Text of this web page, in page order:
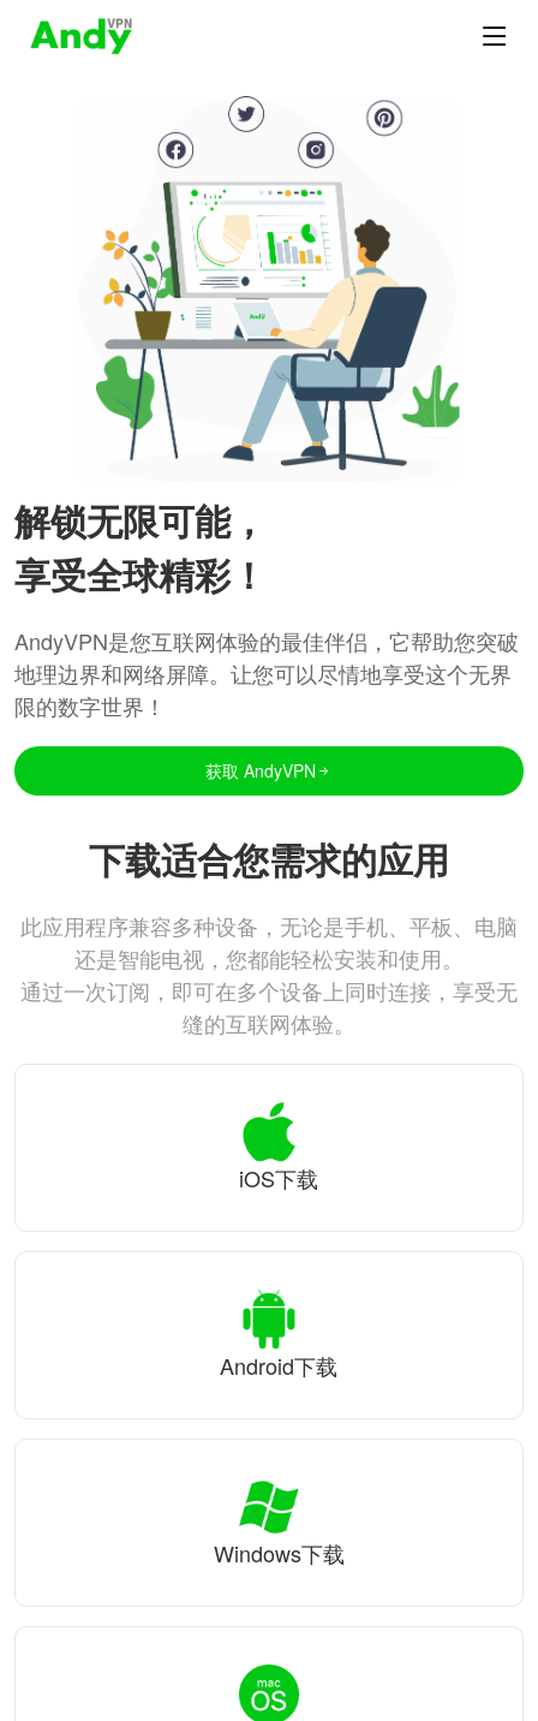
解锁无限可能，
享受全球精彩！
AndyVPN是您互联网体验的最佳伴侣，它帮助您突破
地理边界和网络屏障。让您可以尽情地享受这个无界
限的数字世界！
获取 AndyVPN
下载适合您需求的应用
此应用程序兼容多种设备，无论是手机、平板、电脑
还是智能电视，您都能轻松安装和使用。
通过一次订阅，即可在多个设备上同时连接，享受无
缝的互联网体验。
iOS下载
Android下载
Windows下载